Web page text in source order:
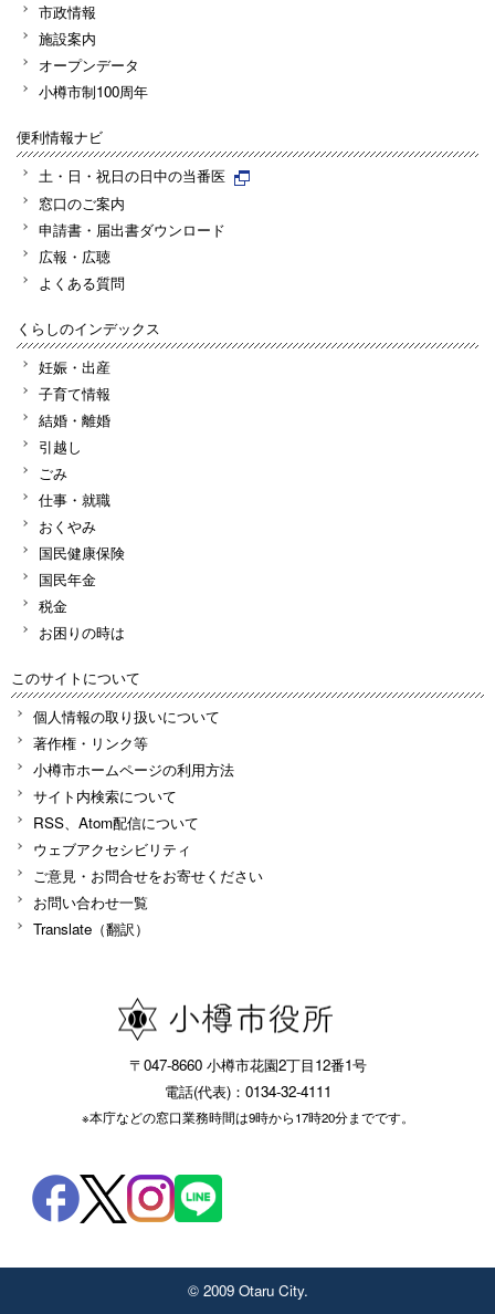
市政情報
施設案内
オープンデータ
小樽市制100周年
便利情報ナビ
土・日・祝日の日中の当番医
窓口のご案内
申請書・届出書ダウンロード
広報・広聴
よくある質問
くらしのインデックス
妊娠・出産
子育て情報
結婚・離婚
引越し
ごみ
仕事・就職
おくやみ
国民健康保険
国民年金
税金
お困りの時は
このサイトについて
個人情報の取り扱いについて
著作権・リンク等
小樽市ホームページの利用方法
サイト内検索について
RSS、Atom配信について
ウェブアクセシビリティ
ご意見・お問合せをお寄せください
お問い合わせ一覧
Translate（翻訳）
〒047-8660 小樽市花園2丁目12番1号
電話(代表)：0134-32-4111
※本庁などの窓口業務時間は9時から17時20分までです。
© 2009 Otaru City.